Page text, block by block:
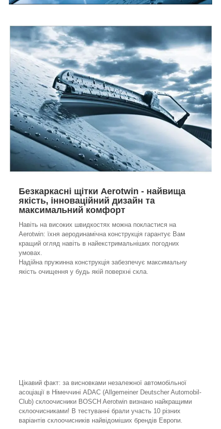
Безкаркасні щітки Aerotwin - найвища
якість, інноваційний дизайн та
максимальний комфорт
Навіть на високих швидкостях можна покластися на
Aerotwin: їхня аеродинамічна конструкція гарантує Вам
кращий огляд навіть в найекстримальніших погодних
умовах.
Надійна пружинна конструкція забезпечує максимальну
якість очищення у будь якій поверхні скла.
Цікавий факт: за висновками незалежної автомобільної
асоціації в Німеччині ADAC (Allgemeiner Deutscher Automobil-
Club) склоочисники BOSCH Aerotwin визнано найкращими
склоочисниками! В тестуванні брали участь 10 різних
варіантів склоочисників найвідоміших брендів Европи.